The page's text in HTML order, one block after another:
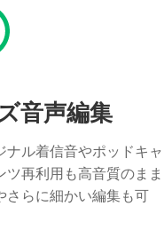
音声編集
ル着信音やポッドキャ
再利用も高音質のまま
さらに細かい編集も可